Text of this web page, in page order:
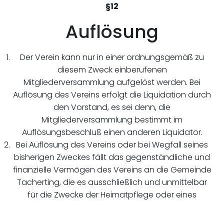
§12
Auflösung
Der Verein kann nur in einer ordnungsgemäß zu
diesem Zweck einberufenen
Mitgliederversammlung aufgelöst werden. Bei
Auflösung des Vereins erfolgt die Liquidation durch
den Vorstand, es sei denn, die
Mitgliederversammlung bestimmt im
Auflösungsbeschluß einen anderen Liquidator.
Bei Auflösung des Vereins oder bei Wegfall seines
bisherigen Zweckes fällt das gegenständliche und
finanzielle Vermögen des Vereins an die Gemeinde
Tacherting, die es ausschließlich und unmittelbar
für die Zwecke der Heimatpflege oder eines